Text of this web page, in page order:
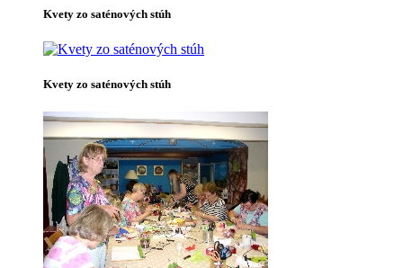
Kvety zo saténových stúh
Kvety zo saténových stúh